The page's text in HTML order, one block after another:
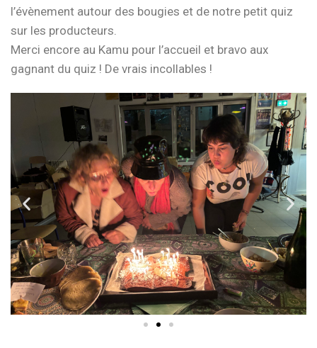
l’évènement autour des bougies et de notre petit quiz
sur les producteurs.
Merci encore au Kamu pour l’accueil et bravo aux
gagnant du quiz ! De vrais incollables !